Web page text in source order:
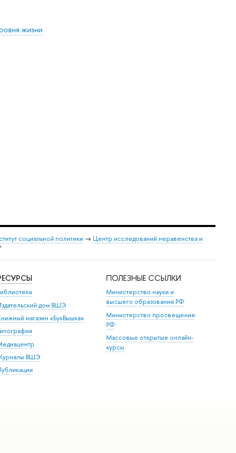
жизни
социальной политики → Центр исследований неравенства и
дом ВШЭ
магазин «БукВышка»
ВШЭ
ПОЛЕЗНЫЕ ССЫЛКИ
Министерство науки и
высшего образования РФ
Министерство просвещения
РФ
Массовые открытые онлайн-
курсы